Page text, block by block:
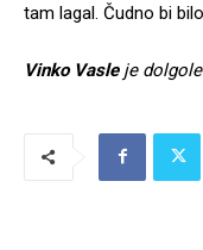
tam lagal. Čudno bi
Vinko Vasleje